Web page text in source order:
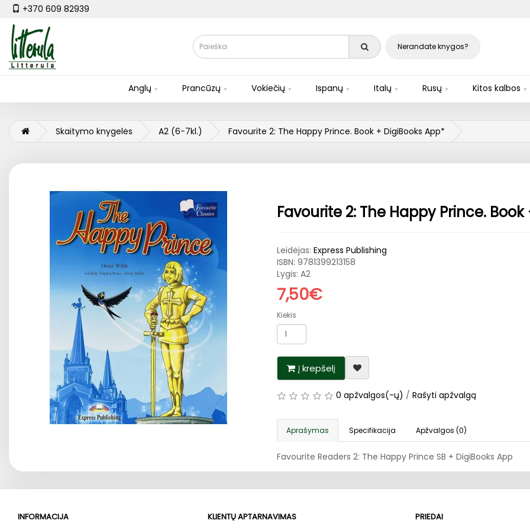
+370 609 82939
Nerandate knygos?
Anglų Prancūzų Vokiečių Ispanų Italų Rusų Kitos kalbos
Skaitymo knygelės A2 (6-7kl.) Favourite 2: The Happy Prince. Book + DigiBooks App*
Favourite 2: The Happy Prince.
Leidėjas: Express Publishing
ISBN: 9781399213158
Lygis: A2
7,50€
Kiekis
Į krepšelį
0 apžvalgos(-ų) / Rašyti apžvalgą
Aprašymas Specifikacija Apžvalgos (0)
Favourite Readers 2: The Happy Prince SB + DigiBooks App
INFORMACIJA KLIENTŲ APTARNAVIMAS PRIEDAI